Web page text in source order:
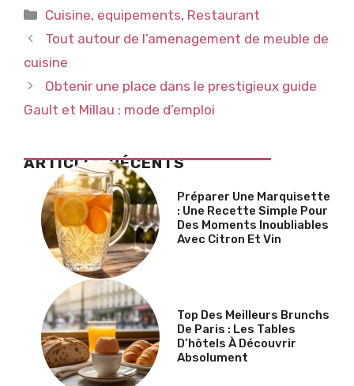
Catégories
Cuisine, equipements, Restaurant
Tout autour de l’amenagement de meuble de
cuisine
Obtenir une place dans le prestigieux guide
Gault et Millau : mode d’emploi
ARTICLES RÉCENTS
Préparer Une Marquisette
: Une Recette Simple Pour
Des Moments Inoubliables
Avec Citron Et Vin
Top Des Meilleurs Brunchs
De Paris : Les Tables
D’hôtels À Découvrir
Absolument